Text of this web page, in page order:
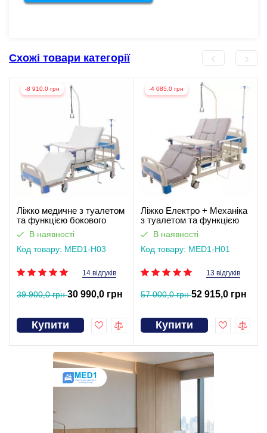
Схожі товари категорії
-8 910,0 грн
Ліжко медичне з туалетом
та функцією бокового
перевороту для
тяжкохворих (відеоогляд)
В наявності
Код товару: MED1-H03
14 відгуків
39 900,0 грн30 990,0 грн
Купити
-4 085,0 грн
Ліжко Електро + Механіка
з туалетом та функцією
бокового перевороту для
тяжкохворих. Працює без
світла
В наявності
Код товару: MED1-H01
13 відгуків
57 000,0 грн52 915,0 грн
Купити